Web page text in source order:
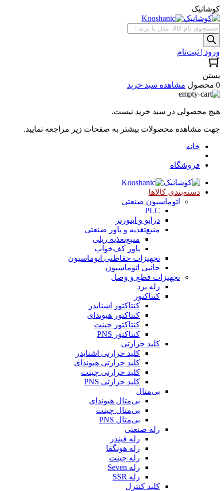
کوشانیک
جستجوی
محصولات
ورود | ثبت‌نام
بستن
0 محصول
مشاهده سبد خرید
هیچ محصولی در سبد خرید نیست.
جهت مشاهده محصولات بیشتر به صفحات زیر مراجعه نمایید.
خانه
فروشگاه
دسته‌بندی کالاها
اتوماسیون صنعتی
PLC
درایو و اینورتر
منبع‌تغذیه و پاور صنعتی
منبع‌تغذیه ریلی
پاور کف‌خواب
تجهیزات حفاظتی اتوماسیون
جانبی اتوماسیون
تجهیزات قطع و وصل
رله برد
کنتاکتور
کنتاکتور اشنایدر
کنتاکتور هیوندای
کنتاکتور چینت
کنتاکتور PNS
کلید حرارتی
کلید حرارتی اشنایدر
کلید حرارتی هیوندای
کلید حرارتی چینت
کلید حرارتی PNS
بی‌متال
بی‌متال هیوندای
بی‌متال چینت
بی‌متال PNS
رله صنعتی
رله فیندر
رله هونگفا
رله چینت
رله Seven
رله SSR
کلید کنترل